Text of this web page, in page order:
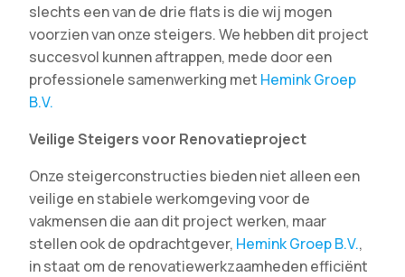
slechts een van de drie flats is die wij mogen
voorzien van onze steigers. We hebben dit project
succesvol kunnen aftrappen, mede door een
professionele samenwerking met Hemink Groep
B.V.
Veilige Steigers voor Renovatieproject
Onze steigerconstructies bieden niet alleen een
veilige en stabiele werkomgeving voor de
vakmensen die aan dit project werken, maar
stellen ook de opdrachtgever, Hemink Groep B.V.,
in staat om de renovatiewerkzaamheden efficiënt